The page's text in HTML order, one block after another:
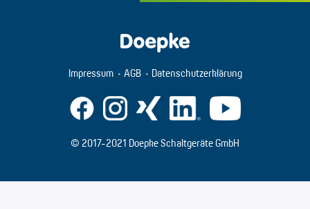
Impressum AGB Datenschutzerklärung
© 2017-2021 Doepke Schaltgeräte GmbH